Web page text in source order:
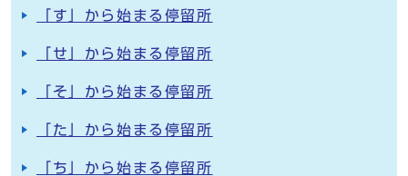
「す」から始まる停留所
「せ」から始まる停留所
「そ」から始まる停留所
「た」から始まる停留所
「ち」から始まる停留所